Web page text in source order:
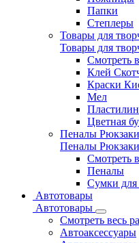
Папки
Степлеры
Товары для
Товары для
Смотреть
Клей
Краски
Мел
Пластилин
Цветная
Пеналы
Пеналы
Смотреть
Пеналы
Сумки для
Автотовары
Автотовары
Смотреть весь
Автоаксессуары